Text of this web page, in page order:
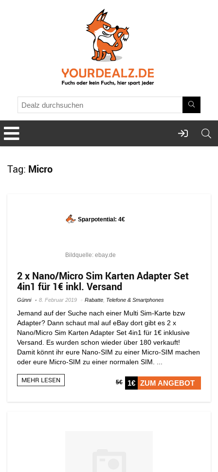
Tag: Micro
Sparpotential: 4€
Bildquelle: ebay.de
2 x Nano/Micro Sim Karten Adapter Set
4in1 für 1€ inkl. Versand
Günni 8. Februar 2019 Rabatte Telefone & Smartphones
Jemand auf der Suche nach einer Multi Sim-Karte bzw
Adapter? Dann schaut mal auf eBay dort gibt es 2 x
Nano/Micro Sim Karten Adapter Set 4in1 für 1€ inklusive
Versand. Es wurden schon wieder über 180 verkauft!
Damit könnt ihr eure Nano-SIM zu einer Micro-SIM machen
oder eure Micro-SIM zu einer normalen SIM. ...
MEHR LESEN 5€ 1€ ZUM ANGEBOT